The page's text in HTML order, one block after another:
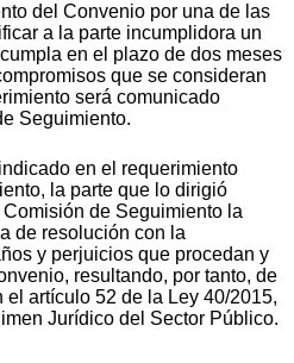
del Convenio por una de las
a la parte incumplidora un
en el plazo de dos meses
que se consideran
será comunicado
Seguimiento.
en el requerimiento
la parte que lo dirigió
de Seguimiento la
de resolución con la
y perjuicios que procedan y
resultando, por tanto, de
artículo 52 de la Ley 40/2015,
Jurídico del Sector Público.